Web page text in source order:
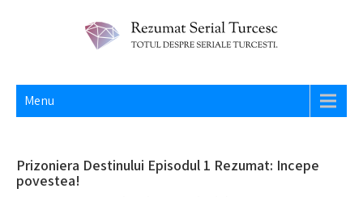
REZUMAT SERIAL TURCESC
Menu
Prizoniera Destinului Episodul 1 Rezumat: Incepe
povestea!